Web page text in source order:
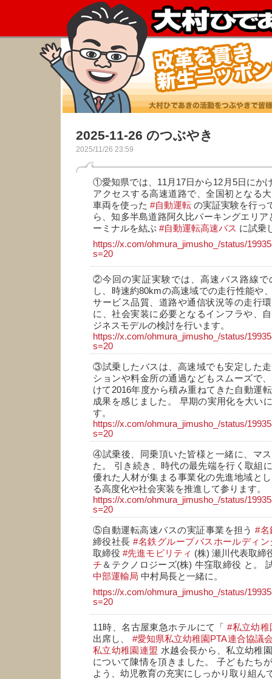
2025-11-26 のつぶやき
2025/11/26 23:59
①愛知県では、11月17日から12月5日にか
アクセスする高速道路で、全国初となる
車両を使った #自動運転 の実証実験を行っ
ら、知多半島道路阿久比パーキングエリ
ーミナルを結ぶ #自動運転高速バス に試乗
https://x.com/ohmura_jimusho_/status/
s=20
②今回の実証実験では、高速バス路線で
し、時速約80kmの高速域での走行性能や
サービス品質、道路や通信状況等の走行
に、社会実装に必要となるインフラや、
ジネスモデルの検討を行います。
https://x.com/ohmura_jimusho_/status/
s=20
③試乗したバスは、高速域でも安定した
ションや料金所の通過などもスムーズで
けて2016年度から積み重ねてきた自動運
成果を感じました。 早期の実用化を大い
す。
https://x.com/ohmura_jimusho_/status/
s=20
④試乗後、同乗頂いた皆様と一緒に、マ
た。 引き続き、時代の最先端を行く取組
優れた人材が集まる事業化の先進地域と
る高度化や社会実装を推進して参ります。
https://x.com/ohmura_jimusho_/status/
s=20
⑤自動運転高速バスの実証事業を担う#名
締役社長#名鉄グループバスホールディン
取締役#先進モビリティ (株) 瀬川代表取締
チ ＆テクノロジーズ(株) 牛窪取締役 と。
中部運輸局 中村局長と一緒に。
https://x.com/ohmura_jimusho_/status/
s=20
11時、名古屋東急ホテルにて「#私立幼
出席し、 #愛知県私立幼稚園PTA連合協議
私立幼稚園連盟 水越会長から、私立幼稚
について陳情を頂きました。 子どもたち
よう、幼児教育の充実にしっかり取り組ん